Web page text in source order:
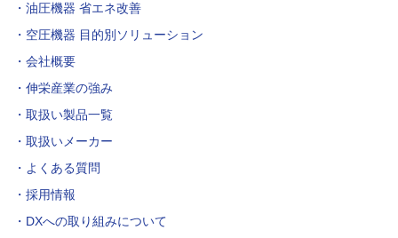
油圧機器 省エネ改善
空圧機器 目的別ソリューション
会社概要
伸栄産業の強み
取扱い製品一覧
取扱いメーカー
よくある質問
採用情報
DXへの取り組みについて